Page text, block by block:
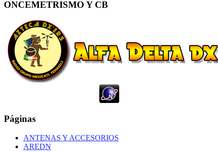
ONCEMETRISMO Y CB
Páginas
ANTENAS Y ACCESORIOS
AREDN